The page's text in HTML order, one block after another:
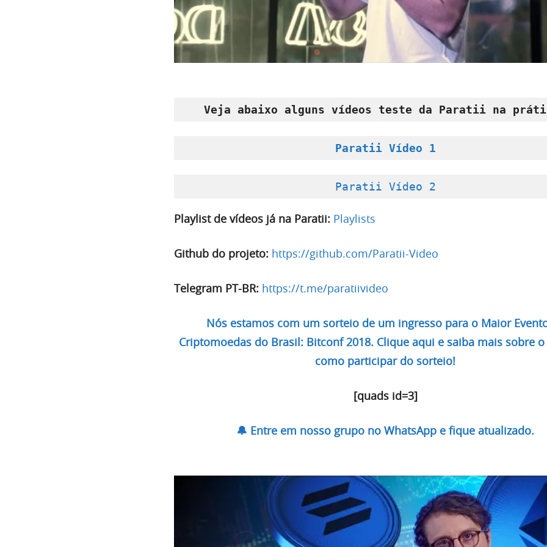
Veja abaixo alguns vídeos teste da Paratii na
Paratii Vídeo 2
Playlist de vídeos já na Paratii: Playlists
Github do projeto: https://github.com/Paratii-Video
Telegram PT-BR: https://t.me/paratiivideo
Nós estamos com um sorteio de um ingresso para o Maior
Criptomoedas do Brasil: Bitconf 2018. Clique aqui e saiba mais sobre
como participar do sorteio!
[quads id=3]
🔔 Entre em nosso grupo no WhatsApp e fique atualizado.